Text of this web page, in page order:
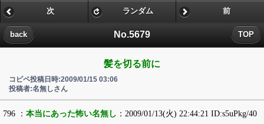
No.5679
back TOP
次 ランダム 前
髪を切る前に
コピペ投稿日時:2009/01/15 03:06
投稿者:名無しさん
796 ： 本当にあった怖い名無し ：2009/01/13(火) 22:44:21 ID:s5uPkg/40